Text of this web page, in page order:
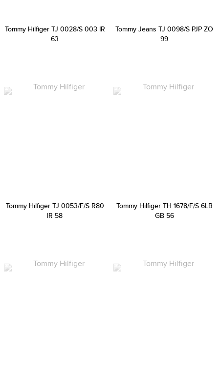
Tommy Hilfiger TJ 0028/S 003 IR
63
Tommy Jeans TJ 0098/S PJP ZO
99
Tommy Hilfiger TJ 0053/F/S R80
IR 58
Tommy Hilfiger TH 1678/F/S 6LB
GB 56